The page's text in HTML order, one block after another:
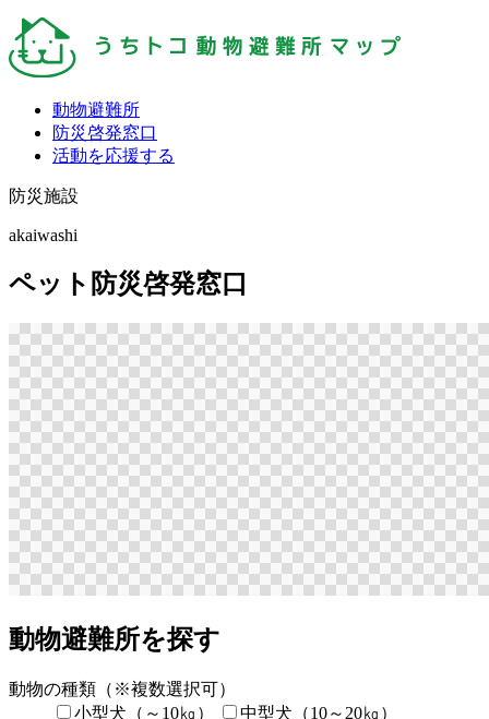
動物避難所
防災啓発窓口
活動を応援する
防災施設
akaiwashi
ペット防災啓発窓口
動物避難所を探す
動物の種類 （※複数選択可）
小型犬（～10㎏）
中型犬（10～20㎏）